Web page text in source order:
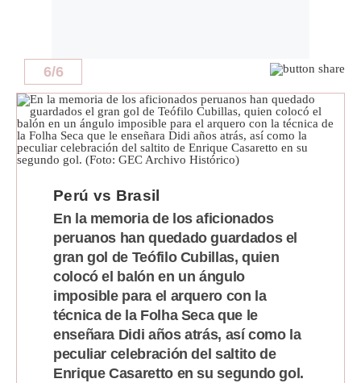
6/6
Perú vs Brasil
En la memoria de los aficionados
peruanos han quedado guardados el
gran gol de Teófilo Cubillas, quien
colocó el balón en un ángulo
imposible para el arquero con la
técnica de la Folha Seca que le
enseñara Didi años atrás, así como la
peculiar celebración del saltito de
Enrique Casaretto en su segundo gol.